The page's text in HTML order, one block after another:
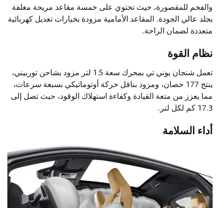
والفخم للمقصورة، حيث تحتوي على خمسة مقاعد مريحة مغلفة
بجلد عالي الجودة. المقاعد الأمامية مزودة بخيارات تعديل كهربائية
متعددة لضمان الراحة.
نظام القوة
تعمل شنجان يوني تي بمحرك سعة 1.5 لتر مزود بشاحن توربيني،
ينتج 177 حصان، ومزود بناقل حركة أوتوماتيكي بسبعة سرعات،
مما يعزز من متعة القيادة وكفاءة استهلاك الوقود، حيث تصل إلى
17.3 كم لكل لتر.
أداء السلامة